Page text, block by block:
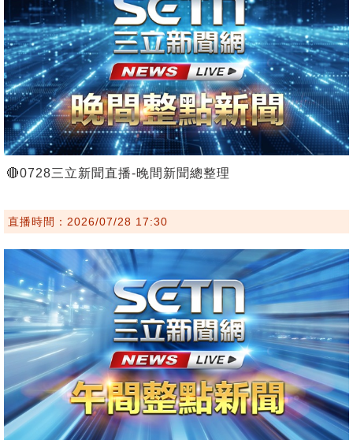
🔴0728三立新聞直播-晚間新聞總整理
直播時間：2026/07/28 17:30